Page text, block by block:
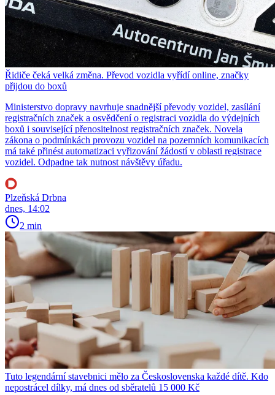
Řidiče čeká velká změna. Převod vozidla vyřídí online, značky
přijdou do boxů
Ministerstvo dopravy navrhuje snadnější převody vozidel, zasílání
registračních značek a osvědčení o registraci vozidla do výdejních
boxů i související přenositelnost registračních značek. Novela
zákona o podmínkách provozu vozidel na pozemních komunikacích
má také přinést automatizaci vyřizování žádostí v oblasti registrace
vozidel. Odpadne tak nutnost návštěvy úřadu.
Plzeňská Drbna
dnes, 14:02
2 min
Tuto legendární stavebnici mělo za Československa každé dítě. Kdo
nepostrácel dílky, má dnes od sběratelů 15 000 Kč